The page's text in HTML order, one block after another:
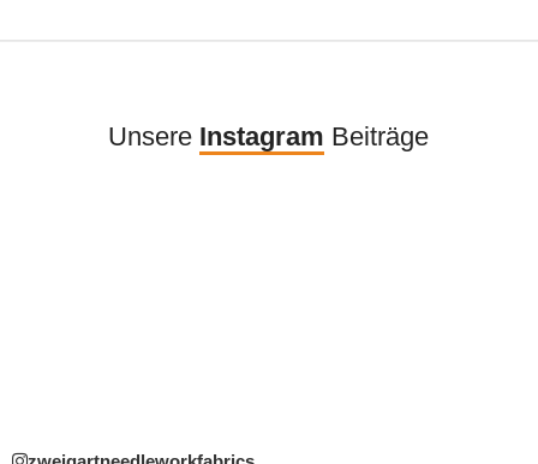
Unsere Instagram Beiträge